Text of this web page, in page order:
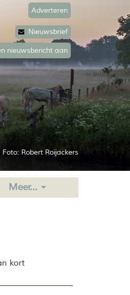
Nieuwsbrief
Meer...
Adverteren
nieuwsbericht aan
Foto: Robert Roijackers
kort